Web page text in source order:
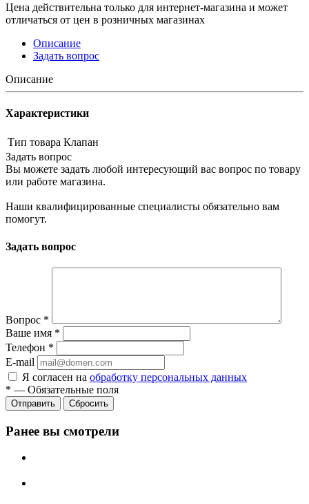
Цена действительна только для интернет-магазина и может
отличаться от цен в розничных магазинах
Описание
Задать вопрос
Описание
Характеристики
Тип товара Клапан
Задать вопрос
Вы можете задать любой интересующий вас вопрос по товару
или работе магазина.
Наши квалифицированные специалисты обязательно вам
помогут.
Задать вопрос
Вопрос *
Ваше имя *
Телефон *
E-mail
Я согласен на обработку персональных данных
* — Обязательные поля
Сбросить
Ранее вы смотрели